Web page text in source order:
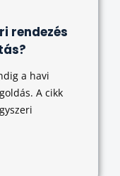
rendezés
a havi
A cikk